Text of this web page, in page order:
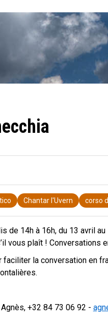
Chantar l'Uvern corso
de 14h à 16h, du 13 avril
vous plaît ! Conversations
faciliter la conversation en
+32 84 73 06 92 -